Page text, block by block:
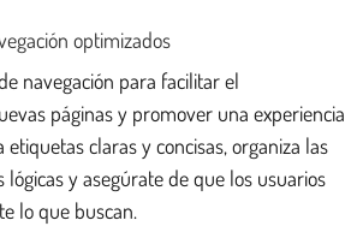
optimizados
navegación para facilitar el
páginas y promover una experiencia
claras y concisas, organiza las
lógicas y asegúrate de que los usuarios
lo que buscan.